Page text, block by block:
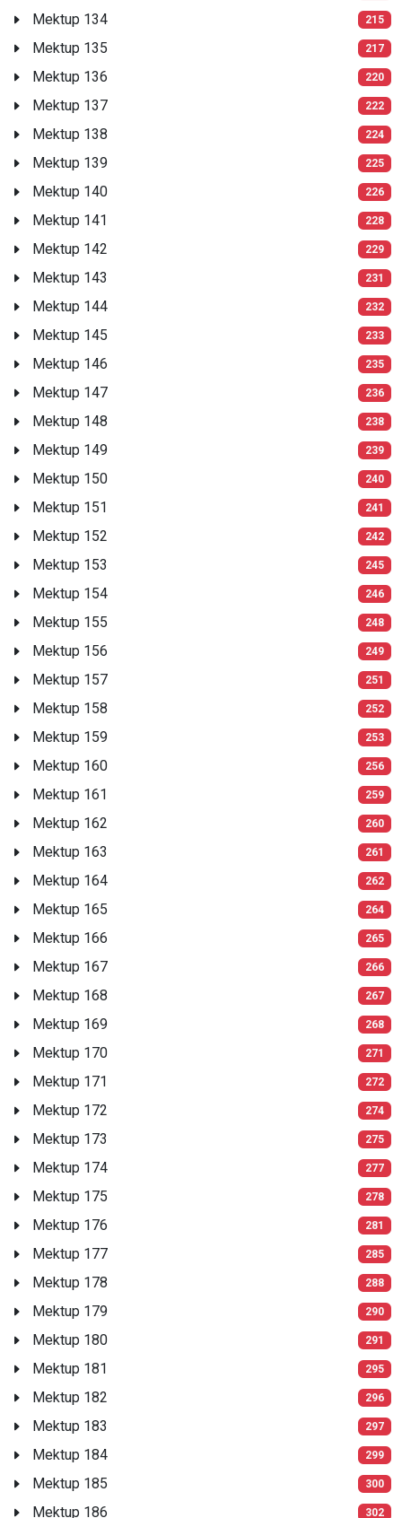
Mektup 134 215
Mektup 135 217
Mektup 136 220
Mektup 137 222
Mektup 138 224
Mektup 139 225
Mektup 140 226
Mektup 141 228
Mektup 142 229
Mektup 143 231
Mektup 144 232
Mektup 145 233
Mektup 146 235
Mektup 147 236
Mektup 148 238
Mektup 149 239
Mektup 150 240
Mektup 151 241
Mektup 152 242
Mektup 153 245
Mektup 154 246
Mektup 155 248
Mektup 156 249
Mektup 157 251
Mektup 158 252
Mektup 159 253
Mektup 160 256
Mektup 161 259
Mektup 162 260
Mektup 163 261
Mektup 164 262
Mektup 165 264
Mektup 166 265
Mektup 167 266
Mektup 168 267
Mektup 169 268
Mektup 170 271
Mektup 171 272
Mektup 172 274
Mektup 173 275
Mektup 174 277
Mektup 175 278
Mektup 176 281
Mektup 177 285
Mektup 178 288
Mektup 179 290
Mektup 180 291
Mektup 181 295
Mektup 182 296
Mektup 183 297
Mektup 184 299
Mektup 185 300
Mektup 186 302